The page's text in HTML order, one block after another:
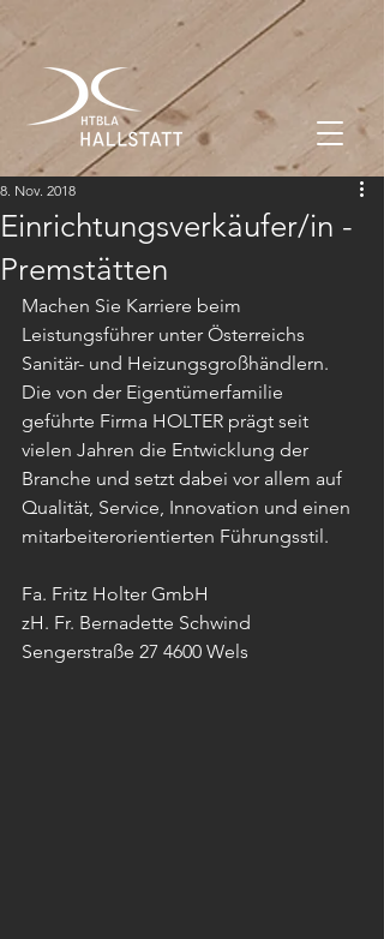
Einrichtungsverkäufer/in -
Premstätten
8. Nov. 2018
Machen Sie Karriere beim
Leistungsführer unter Österreichs
Sanitär- und Heizungsgroßhändlern.
Die von der Eigentümerfamilie
geführte Firma HOLTER prägt seit
vielen Jahren die Entwicklung der
Branche und setzt dabei vor allem auf
Qualität, Service, Innovation und einen
mitarbeiterorientierten Führungsstil.
Fa. Fritz Holter GmbH
zH. Fr. Bernadette Schwind
Sengerstraße 27 4600 Wels